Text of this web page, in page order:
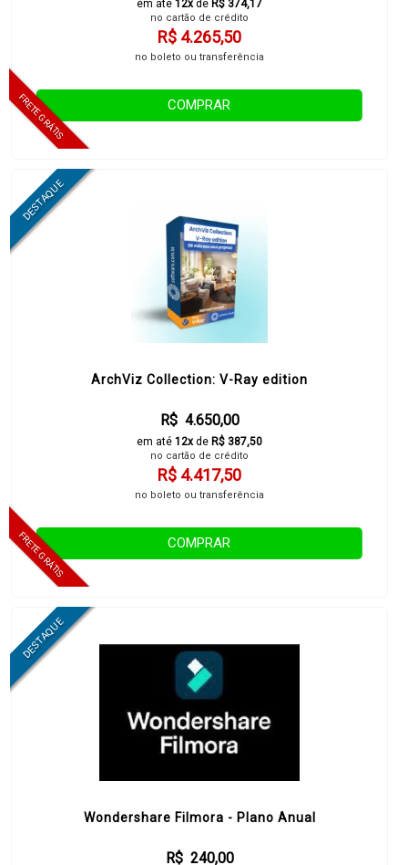
em até 12xde R$ 374,17
no cartão de crédito
R$ 4.265,50
no boleto ou transferência
COMPRAR
ArchViz Collection: V-Ray edition
R$ 4.650,00
em até 12xde R$ 387,50
no cartão de crédito
R$ 4.417,50
no boleto ou transferência
COMPRAR
Wondershare Filmora - Plano Anual
R$ 240,00